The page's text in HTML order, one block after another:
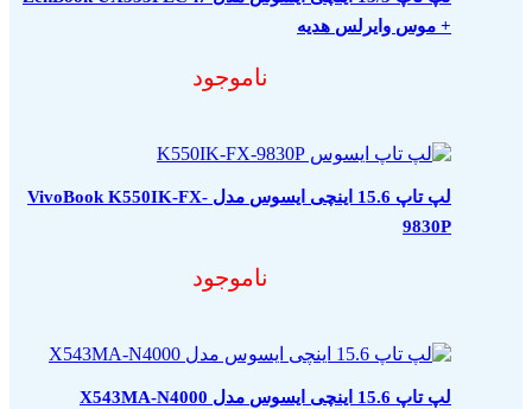
+ موس وایرلس هدیه
ناموجود
لپ تاپ 15.6 اینچی ایسوس مدل VivoBook K550IK-FX-
9830P
ناموجود
لپ تاپ 15.6 اینچی ایسوس مدل X543MA-N4000